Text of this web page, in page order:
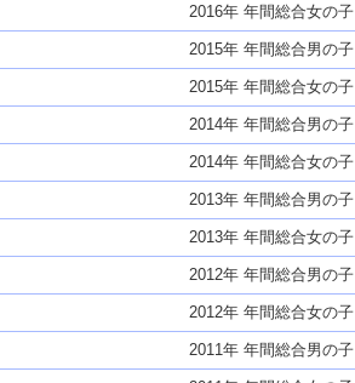
2016年 年間総合女の子
2015年 年間総合男の子
2015年 年間総合女の子
2014年 年間総合男の子
2014年 年間総合女の子
2013年 年間総合男の子
2013年 年間総合女の子
2012年 年間総合男の子
2012年 年間総合女の子
2011年 年間総合男の子